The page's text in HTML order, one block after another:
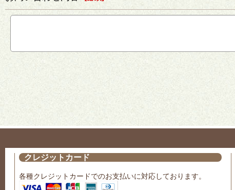
クレジットカード
各種クレジットカードでのお支払いに対応しております。